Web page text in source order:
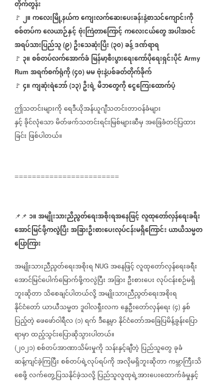
တိုက်တွန်း
🚩 ၂။ကလေးမြို့နယ်ကကျေးလက်ဆေးပေးခန်းနဲ့စာသင်ကျောင်းကို
စစ်တပ်ကလေယာဉ်နှင့်ဗုံးကြဲတာကြောင့်ကလေးငယ်တွေအပါအဝင်
အရပ်သားပြည်သူ (၉) ဦးသေဆုံးပြီး (၃၀) ခန့်ဒဏ်ရာရ
🚩 ၃။စစ်တပ်လက်အောက်ခံမြန်မာ့စီးပွားရေးကော်ပိုရေးရှင်းပိုင် Army
Rum အရက်စက်ရုံကို (၄၀) မမဗုံးနဲ့ပစ်ခတ်တိုက်ခိုက်
🚩 ၄။ကျဆုံးရဲဘော် (၁၃) ဦးရဲ့မိဘတွေကိုငွေကြေးထောက်ပံ့
ဤသတင်းများကိုရေဒီယိုအန်ယူဂျီသတင်းတာဝန်ခံများ
နှင့်ခိုင်လုံသောမိတ်ဖက်သတင်းရင်းမြစ်များဆီမှအခြေခံတင်ပြထား
ခြင်း ဖြစ်ပါတယ်။
========================
📌📌 ၁။အမျိုးသားညီညွတ်ရေးအစိုးရအနေဖြင့်လူထုတော်လှန်ရေးခရီး
အောင်မြင်ဖို့ကလွဲပြီးအခြားဦးစားပေးလုပ်ငန်းမရှိကြောင်းယာယီသမ္မတ
ပြောကြား
အမျိုးသားညီညွတ်ရေးအစိုးရ NUG အနေဖြင့်လူထုတော်လှန်ရေးခရီး
အောင်မြင်ပေါက်မြောက်ဖို့ကလွဲပြီးအခြား ဦးစားပေးလုပ်ငန်းစဉ်မရှိ
ဘူးဆိုတာသိစေချင်ပါတယ်လို့အမျိုးသားညီညွတ်ရေးအစိုးရ
နိုင်ငံတော်ယာယီသမ္မတဒူဝါလရှီးလကနွေဦးတော်လှန်ရေး (၄) နှစ်
ပြည့်တဲ့ဖေဖော်ဝါရီလ (၁) ရက်ဒီနေ့မှာနိုင်ငံတော်အခြေပြမိန့်ခွန်းပြော
ရာမှာထည့်သွင်းပြောဆိုသွားပါတယ်။
(၂၀၂၁) စစ်တပ်အာဏာသိမ်းမှုကို သန်းနှင့်ချီတဲ့ ပြည်သူတွေခုခံ
ဆန့်ကျင်ခဲ့ကြပြီးစစ်တပ်ရဲ့လုပ်ရပ်ကိုအလိုမရှိဘူးဆိုတာကမ္ဘာကြီးသိ
စေဖို့လက်တွေ့ပြသနိုင်ခဲ့သလို့ပြည်သူလူထုရဲ့အားပေးထောက်ခံမှုနှင့်